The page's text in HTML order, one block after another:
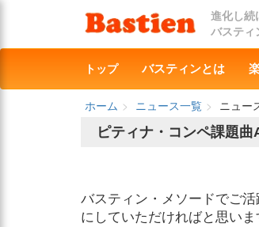
進化し続
バスティ
トップ バスティンとは
ホーム ニュース一覧
ニュー
ピティナ・コンペ課題
バスティン・メソードでご
にしていただければと思いま